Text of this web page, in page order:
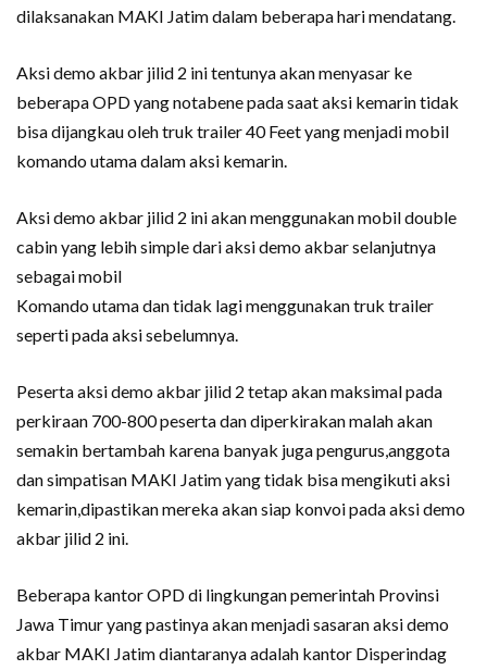
dilaksanakan MAKI Jatim dalam beberapa hari mendatang.
Aksi demo akbar jilid 2 ini tentunya akan menyasar ke
beberapa OPD yang notabene pada saat aksi kemarin tidak
bisa dijangkau oleh truk trailer 40 Feet yang menjadi mobil
komando utama dalam aksi kemarin.
Aksi demo akbar jilid 2 ini akan menggunakan mobil double
cabin yang lebih simple dari aksi demo akbar selanjutnya
sebagai mobil
Komando utama dan tidak lagi menggunakan truk trailer
seperti pada aksi sebelumnya.
Peserta aksi demo akbar jilid 2 tetap akan maksimal pada
perkiraan 700-800 peserta dan diperkirakan malah akan
semakin bertambah karena banyak juga pengurus,anggota
dan simpatisan MAKI Jatim yang tidak bisa mengikuti aksi
kemarin,dipastikan mereka akan siap konvoi pada aksi demo
akbar jilid 2 ini.
Beberapa kantor OPD di lingkungan pemerintah Provinsi
Jawa Timur yang pastinya akan menjadi sasaran aksi demo
akbar MAKI Jatim diantaranya adalah kantor Disperindag